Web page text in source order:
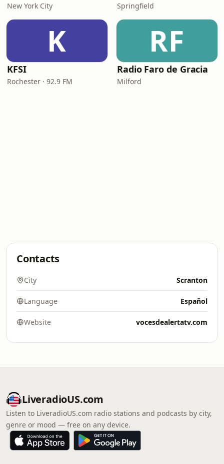
New York City Springfield
K
KFSI
Rochester · 92.9 FM
RF
Radio Faro de Gracia
Milford
Contacts
City Scranton
Language Español
Website vocesdealertatv.com
LiveradioUS.com
Listen to LiveradioUS.com radio stations and podcasts by city,
genre or mood — free on any device.